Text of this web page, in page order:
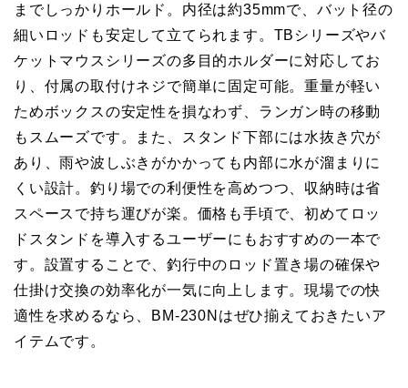
までしっかりホールド。内径は約35mmで、バット径の
細いロッドも安定して立てられます。TBシリーズやバ
ケットマウスシリーズの多目的ホルダーに対応してお
り、付属の取付けネジで簡単に固定可能。重量が軽い
ためボックスの安定性を損なわず、ランガン時の移動
もスムーズです。また、スタンド下部には水抜き穴が
あり、雨や波しぶきがかかっても内部に水が溜まりに
くい設計。釣り場での利便性を高めつつ、収納時は省
スペースで持ち運びが楽。価格も手頃で、初めてロッ
ドスタンドを導入するユーザーにもおすすめの一本で
す。設置することで、釣行中のロッド置き場の確保や
仕掛け交換の効率化が一気に向上します。現場での快
適性を求めるなら、BM-230Nはぜひ揃えておきたいア
イテムです。